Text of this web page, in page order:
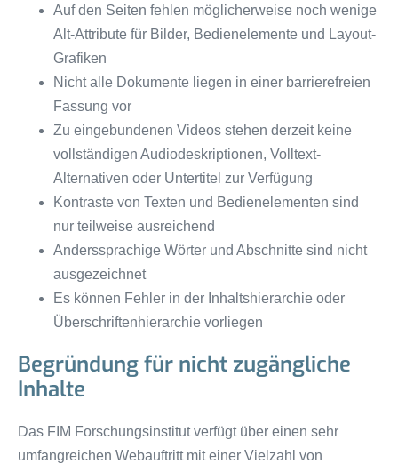
Auf den Seiten fehlen möglicherweise noch wenige
Alt-Attribute für Bilder, Bedienelemente und Layout-
Grafiken
Nicht alle Dokumente liegen in einer barrierefreien
Fassung vor
Zu eingebundenen Videos stehen derzeit keine
vollständigen Audiodeskriptionen, Volltext-
Alternativen oder Untertitel zur Verfügung
Kontraste von Texten und Bedienelementen sind
nur teilweise ausreichend
Anderssprachige Wörter und Abschnitte sind nicht
ausgezeichnet
Es können Fehler in der Inhaltshierarchie oder
Überschriftenhierarchie vorliegen
Begründung für nicht zugängliche
Inhalte
Das FIM Forschungsinstitut verfügt über einen sehr
umfangreichen Webauftritt mit einer Vielzahl von